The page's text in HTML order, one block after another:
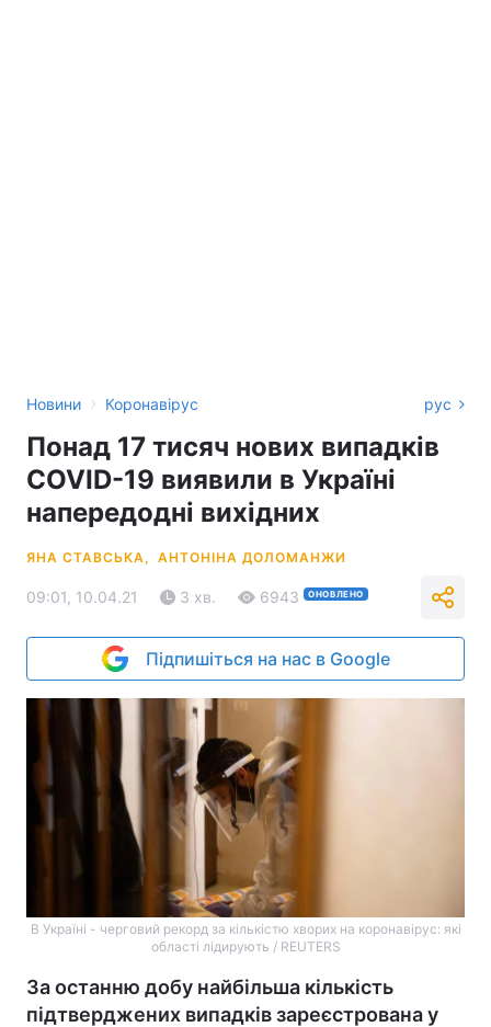
Новини › Коронавірус рус
Понад 17 тисяч нових випадків
COVID-19 виявили в Україні
напередодні вихідних
ЯНА СТАВСЬКА, АНТОНІНА ДОЛОМАНЖИ
09:01, 10.04.21 3 хв. 6943 ОНОВЛЕНО
Підпишіться на нас в Google
В Україні - черговий рекорд за кількістю хворих на коронавірус: які
області лідирують / REUTERS
За останню добу найбільша кількість
підтверджених випадків зареєстрована у